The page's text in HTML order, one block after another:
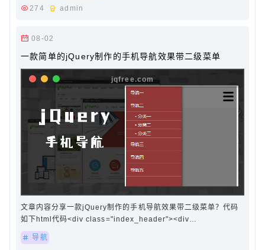
274 admin
08-02
一款简单的jQuery制作的手机导航效果带二级菜单
文章内容分享一款jQuery制作的手机导航效果带二级菜单？代码
如下html代码<div class="index_header"><div
class="sj_header"><div class="menu"><a
class="menubtn"><img src="images/menu.png…
导航